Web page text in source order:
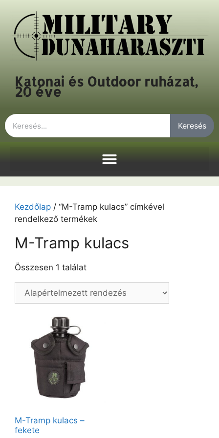
Katonai és Outdoor ruházat,
20 éve
Keresés
Kezdőlap / “M-Tramp kulacs” címkével
rendelkező termékek
M-Tramp kulacs
Összesen 1 találat
M-Tramp kulacs –
fekete